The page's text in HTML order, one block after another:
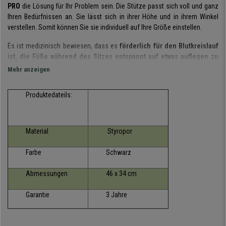
PRO die Lösung für Ihr Problem sein. Die Stütze passt sich voll und ganz
Ihren Bedürfnissen an. Sie lässt sich in ihrer Höhe und in ihrem Winkel
verstellen. Somit können Sie sie individuell auf Ihre Größe einstellen.
Es ist medizinisch bewiesen, dass esförderlich für den Blutkreislauf
ist, die Füße während des Sitzes entspannt auf etwas auflegen zu
können.Somit werden Verkrampfungen, Müdigkeit und
ergonomische Fußstütze
Fußstütze ist mitrutschfester Gummibeschichtungüberzogen, um ein
Eine Fußstütze sollte zur Grundausstattung jedes Büros
gehören.Bestellen Sie also jetzt Ihre COSIMO PRO auf
buerostuhlprozum Schnäppchenpreis mit kostenfreiem Versand und
dem besten Kundenservice inklusive!
Mehr anzeigen
Produktedateils:
Material Styropor
Farbe Schwarz
Abmessungen 46 x 34 cm
Garantie 3 Jahre